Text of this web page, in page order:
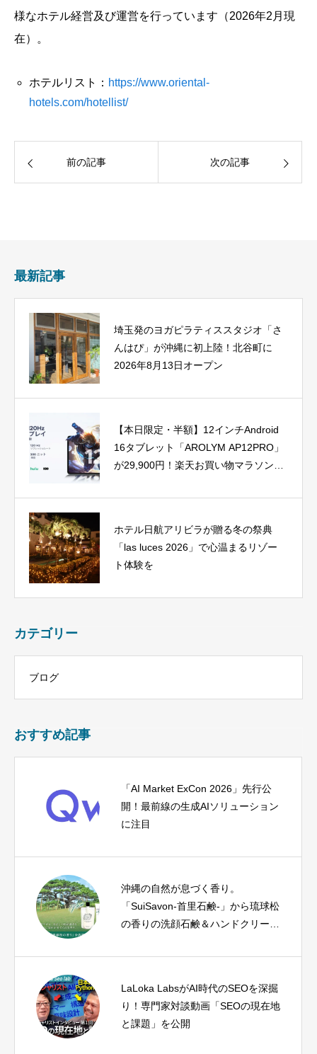
様なホテル経営及び運営を行っています（2026年2月現
在）。
ホテルリスト： https://www.oriental-
hotels.com/hotellist/
前の記事 次の記事
最新記事
埼玉発のヨガピラティススタジオ「さ
んはぴ」が沖縄に初上陸！北谷町に
2026年8月13日オープン
【本日限定・半額】12インチAndroid
16タブレット「AROLYM AP12PRO」
が29,900円！楽天お買い物マラソン最
ホテル日航アリビラが贈る冬の祭典
「las luces 2026」で心温まるリゾー
ト体験を
カテゴリー
ブログ
おすすめ記事
「AI Market ExCon 2026」先行公
開！最前線の生成AIソリューション
に注目
沖縄の自然が息づく香り。
「SuiSavon-首里石鹸-」から琉球松
の香りの洗顔石鹸＆ハンドクリー
センスにベルガモットMixが新登
LaLoka LabsがAI時代のSEOを深掘
り！専門家対談動画「SEOの現在地
と課題」を公開